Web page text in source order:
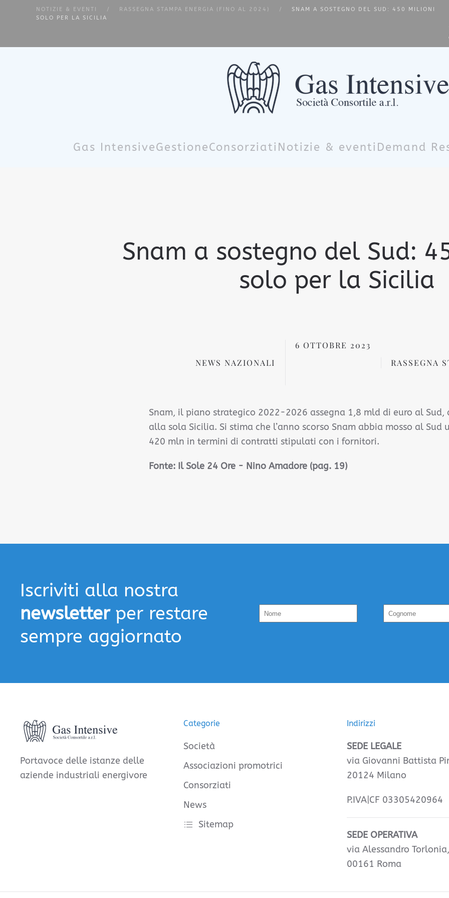
NOTIZIE & EVENTI RASSEGNA STAMPA ENERGIA (FINO AL 2024)
SNAM A SOSTEGNO DEL SUD: 450 MILIONI
SOLO PER LA SICILIA
Gas IntensiveGestioneConsorziati Notizie & eventi Demand
Snam a sostegno del Sud:
solo per la Sicilia
NEWS NAZIONALI
6 OTTOBRE 2023
RASSEGNA
Snam, il piano strategico 2022-2026 assegna 1,8 mld di euro al Sud,
alla sola Sicilia. Si stima che l’anno scorso Snam abbia mosso al Sud
420 mln in termini di contratti stipulati con i fornitori.
Fonte: Il Sole 24 Ore - Nino Amadore (pag. 19)
Iscriviti alla nostra
newsletterper restare
sempre aggiornato
Portavoce delle istanze delle
aziende industriali energivore
Categorie
Società
Associazioni promotrici
Consorziati
News
Sitemap
Indirizzi
SEDE LEGALE
via Giovanni Battista
20124 Milano
P.IVA|CF 03305420964
SEDE OPERATIVA
via Alessandro
00161 Roma